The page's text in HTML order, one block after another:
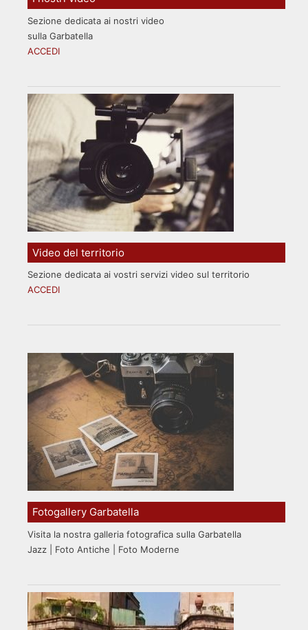
Sezione dedicata ai nostri video
sulla Garbatella
ACCEDI
Video del territorio
Sezione dedicata ai vostri servizi video sul territorio
ACCEDI
Fotogallery Garbatella
Visita la nostra galleria fotografica sulla Garbatella
Jazz | Foto Antiche | Foto Moderne